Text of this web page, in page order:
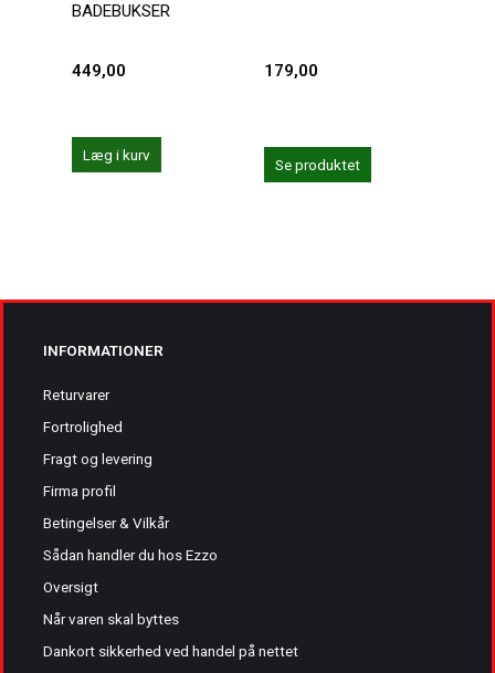
BADEBUKSER
449,00
Læg i kurv
179,00
Se produktet
INFORMATIONER
Returvarer
Fortrolighed
Fragt og levering
Firma profil
Betingelser & Vilkår
Sådan handler du hos Ezzo
Oversigt
Når varen skal byttes
Dankort sikkerhed ved handel på nettet